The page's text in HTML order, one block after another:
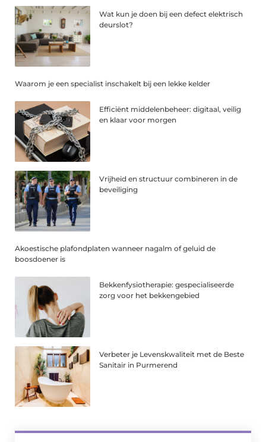
Wat kun je doen bij een defect elektrisch
deurslot?
Waarom je een specialist inschakelt bij een lekke kelder
Efficiënt middelenbeheer: digitaal, veilig
en klaar voor morgen
Vrijheid en structuur combineren in de
beveiliging
Akoestische plafondplaten wanneer nagalm of geluid de
boosdoener is
Bekkenfysiotherapie: gespecialiseerde
zorg voor het bekkengebied
Verbeter je Levenskwaliteit met de Beste
Sanitair in Purmerend